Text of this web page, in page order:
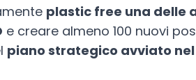
plastic free una delle
e creare almeno 100 nuovi
piano strategico avviato